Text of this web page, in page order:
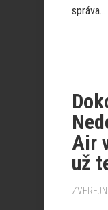
správa...
Air
už